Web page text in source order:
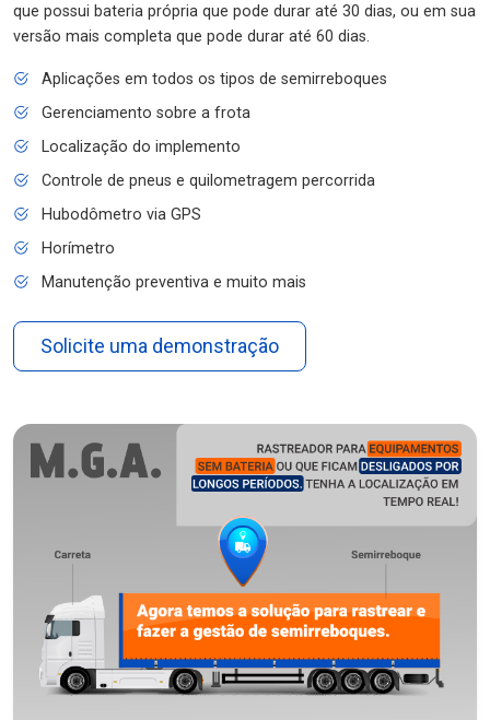
que possui bateria própria que pode durar até 30 dias, ou em sua
versão mais completa que pode durar até 60 dias.
Aplicações em todos os tipos de semirreboques
Gerenciamento sobre a frota
Localização do implemento
Controle de pneus e quilometragem percorrida
Hubodômetro via GPS
Horímetro
Manutenção preventiva e muito mais
Solicite uma demonstração